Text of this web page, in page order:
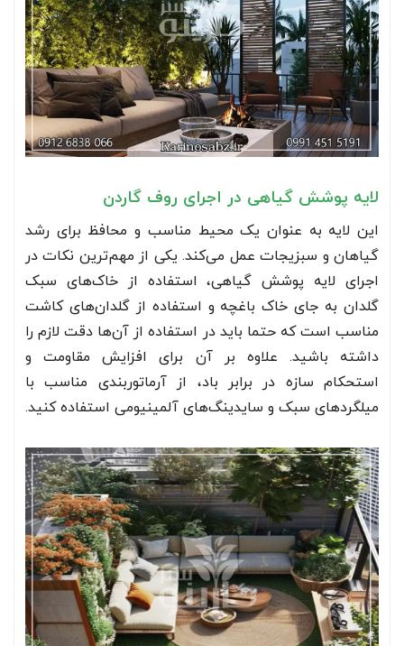
لایه پوشش گیاهی در اجرای روف گاردن
این لایه به عنوان یک محیط مناسب و محافظ برای رشد
گیاهان و سبزیجات عمل می‌کند. یکی از مهم‌ترین نکات در
اجرای لایه پوشش گیاهی، استفاده از خاک‌های سبک
گلدان به جای خاک باغچه و استفاده از گلدان‌های کاشت
مناسب است که حتما باید در استفاده از آن‌ها دقت لازم را
داشته باشید. علاوه بر آن برای افزایش مقاومت و
استحکام سازه در برابر باد، از آرماتوربندی مناسب با
میلگرد‌های سبک و سایدینگ‌های آلمینیومی استفاده کنید.